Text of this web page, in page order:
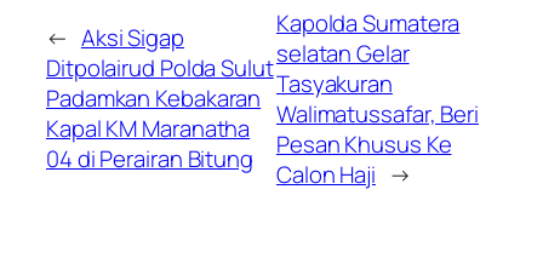
← Aksi Sigap
Ditpolairud Polda Sulut
Padamkan Kebakaran
Kapal KM Maranatha
04 di Perairan Bitung
Kapolda Sumatera
selatan Gelar
Tasyakuran
Walimatussafar, Beri
Pesan Khusus Ke
Calon Haji →